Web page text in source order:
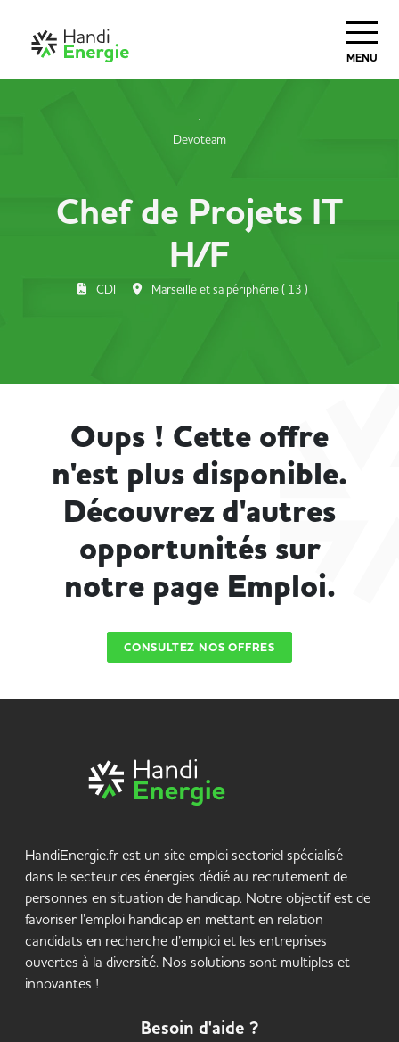
MENU
Devoteam
Chef de Projets IT
H/F
CDI Marseille et sa périphérie ( 13 )
Oups ! Cette offre
n'est plus disponible.
Découvrez d'autres
opportunités sur
notre page Emploi.
CONSULTEZ NOS OFFRES
HandiEnergie.fr est un site emploi sectoriel spécialisé
dans le secteur des énergies dédié au recrutement de
personnes en situation de handicap. Notre objectif est de
favoriser l’emploi handicap en mettant en relation
candidats en recherche d’emploi et les entreprises
ouvertes à la diversité. Nos solutions sont multiples et
innovantes !
Besoin d'aide ?